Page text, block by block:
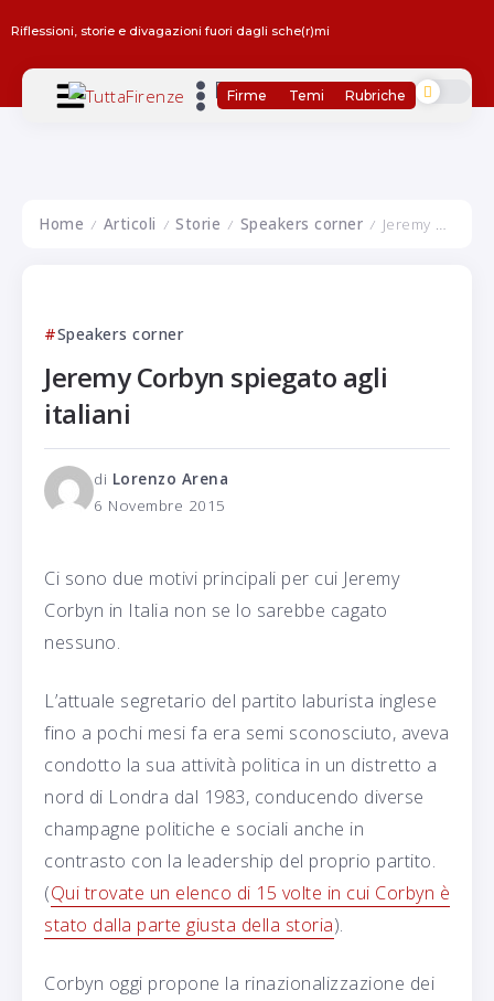
Riflessioni, storie e divagazioni fuori dagli sche(r)mi
Firme Temi Rubriche
Home / Articoli / Storie / Speakers corner / Jeremy Corbyn spiegato agli italiani
Speakers corner
Jeremy Corbyn spiegato agli
italiani
di Lorenzo Arena
6 Novembre 2015
Ci sono due motivi principali per cui Jeremy
Corbyn in Italia non se lo sarebbe cagato
nessuno.
L’attuale segretario del partito laburista inglese
fino a pochi mesi fa era semi sconosciuto, aveva
condotto la sua attività politica in un distretto a
nord di Londra dal 1983, conducendo diverse
champagne politiche e sociali anche in
contrasto con la leadership del proprio partito.
(Qui trovate un elenco di 15 volte in cui Corbyn è
stato dalla parte giusta della storia).
Corbyn oggi propone la rinazionalizzazione dei